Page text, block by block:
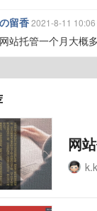
留香2021-8-11 10:06
站托管一个月大概
网
k.k